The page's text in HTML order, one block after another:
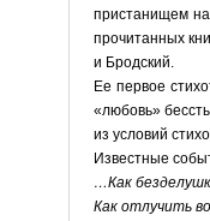
пристанищем
прочитанных
и Бродский.
Ее первое
«любовь»
из условий
Известные
…Как
Как отлучить